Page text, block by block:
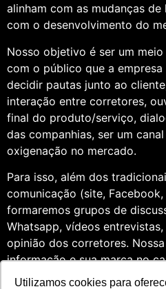
Utilizamos cookies para
alinham com as mudanças
com o desenvolvimento do
Nosso objetivo é ser um
com o público que a
decidir pautas junto ao
interação entre corretores,
final do produto/serviço,
das companhias, ser um
oxigenação no mercado.
Para isso, além dos
comunicação (site,
formaremos grupos de
Whatsapp, vídeos
opinião dos corretores.
informação e sua marca no
Somos profissionais